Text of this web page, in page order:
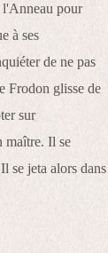
l'Anneau pour
à ses
de ne pas
Frodon glisse de
sur
maître. Il se
se jeta alors dans